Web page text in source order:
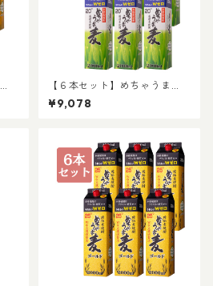
【６本セット】めちゃうま
麦 ２０度 ２Lパック｜晩酌
飲み会 ２Lパック お得な焼酎
¥9,078